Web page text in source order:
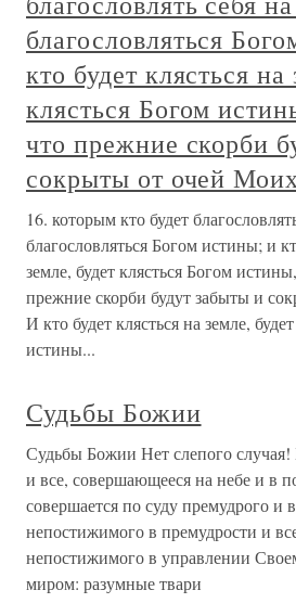
благословляться
кто будет клясться
клясться Богом
что прежние скорби
сокрыты от очей
16. которым кто будет
благословляться Богом истины; и
земле, будет клясться Богом
прежние скорби будут забыты и
И кто будет клясться на земле,
истины...
Судьбы Божии
Судьбы Божии Нет слепого случая!
и все, совершающееся на небе и в
совершается по суду премудрого и
непостижимого в премудрости и
непостижимого в управлении
миром: разумные твари